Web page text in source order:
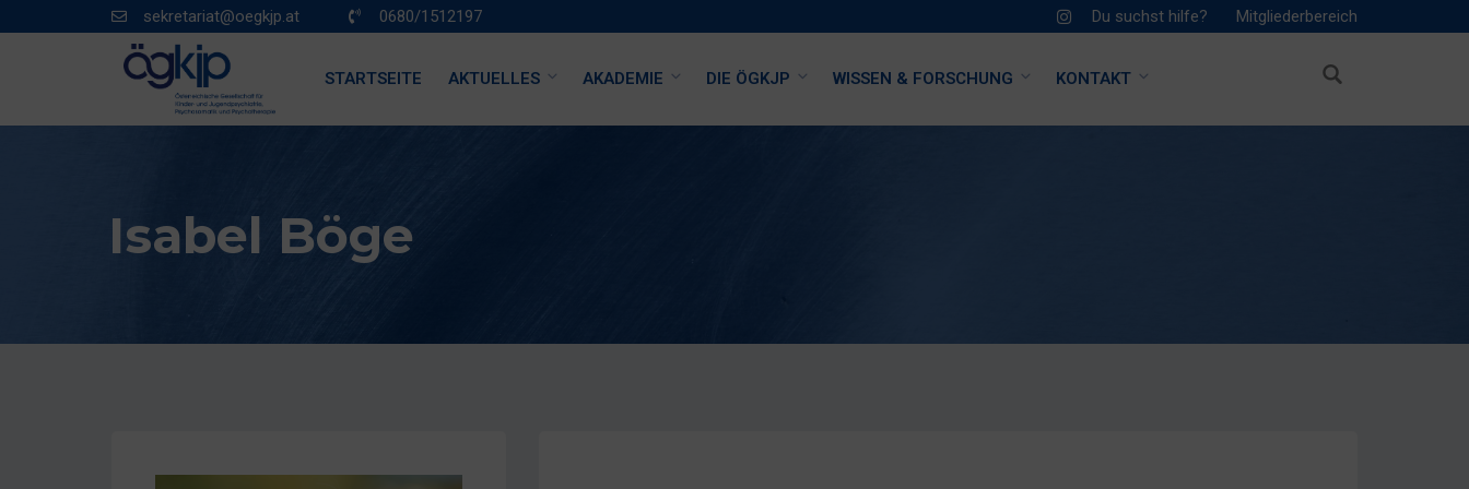
sekretariat@oegkjp.at 0680/1512197 Du suchst hilfe? Mitgliederbereich
STARTSEITE AKTUELLES AKADEMIE DIE ÖGKJP WISSEN & FORSCHUNG KONTAKT
Isabel Böge